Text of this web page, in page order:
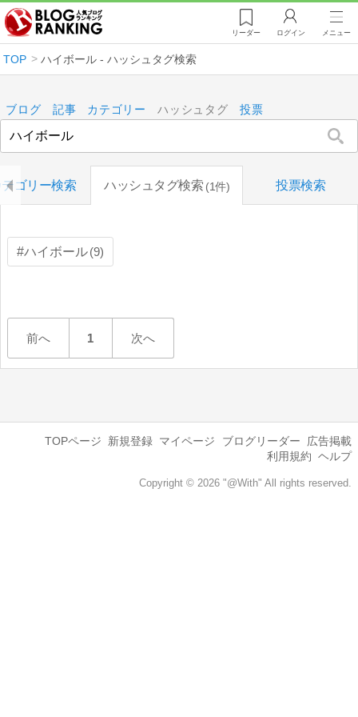
リーダー ログイン メニュー
TOP ハイボール - ハッシュタグ検索
ブログ 記事 カテゴリー ハッシュタグ 投票
ゴリー検索 ハッシュタグ検索 1件 投票検索
ハイボール 9
前へ 1 次へ
TOPページ 新規登録 マイページ ブログリーダー
広告掲載
利用規約 ヘルプ
Copyright © 2026 "@With" All rights reserved.